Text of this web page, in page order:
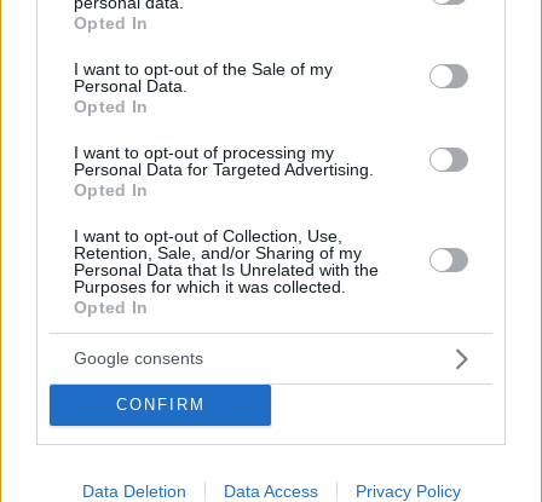
grant or deny consent to Google and its third-party tags to
use your data for below specified purposes in below Google
consent section.
Opted In
I want to opt-out of the Sale of my
Personal Data.
Opted In
I want to opt-out of processing my
Personal Data for Targeted Advertising.
Opted In
I want to opt-out of Collection, Use,
Retention, Sale, and/or Sharing of my
Personal Data that Is Unrelated with the
Purposes for which it was collected.
Opted In
Google consents
CONFIRM
Data Deletion Data Access Privacy Policy
Όλο το χρονικό της δολοφονίας της Ελευθερίας
Γιακουμάκη στο Ηράκλειο, ο αυτόχειρας καταγράφηκε από
κάμερες της περιοχής